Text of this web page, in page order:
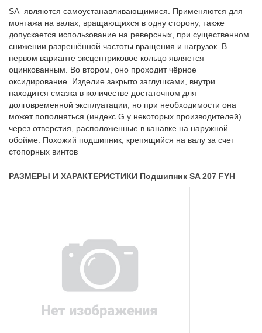
SA являются самоустанавливающимися. Применяются для
монтажа на валах, вращающихся в одну сторону, также
допускается использование на реверсных, при существенном
снижении разрешённой частоты вращения и нагрузок. В
первом варианте эксцентриковое кольцо является
оцинкованным. Во втором, оно проходит чёрное
оксидирование. Изделие закрыто заглушками, внутри
находится смазка в количестве достаточном для
долговременной эксплуатации, но при необходимости она
может пополняться (индекс G у некоторых производителей)
через отверстия, расположенные в канавке на наружной
обойме. Похожий подшипник, крепящийся на валу за счет
стопорных винтов
РАЗМЕРЫ И ХАРАКТЕРИСТИКИ Подшипник SA 207 FYH